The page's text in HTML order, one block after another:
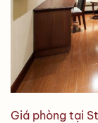
Giá phòng tại